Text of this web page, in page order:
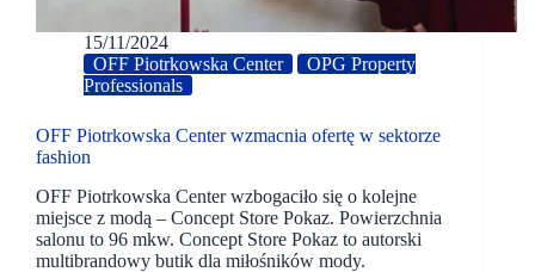
15/11/2024
OFF Piotrkowska Center
OPG Property
Professionals
OFF Piotrkowska Center wzmacnia ofertę w sektorze
fashion
OFF Piotrkowska Center wzbogaciło się o kolejne
miejsce z modą – Concept Store Pokaz. Powierzchnia
salonu to 96 mkw. Concept Store Pokaz to autorski
multibrandowy butik dla miłośników mody.